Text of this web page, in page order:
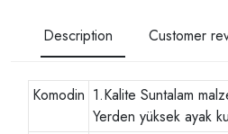
Description Customer
Komodin 1.Kalite Suntalam
Yerden yüksek ayak